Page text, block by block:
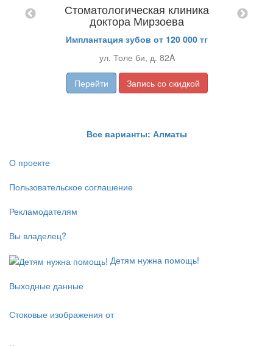
1160 Стоматологическая клиника
доктора Мирзоева
Имплантация зубов от 120 000 тг
ул. Толе би, д. 82A
Перейти Запись со скидкой
Все варианты: Алматы
О проекте
Пользовательское соглашение
Рекламодателям
Вы владелец?
Детям нужна помощь!
Выходные данные
Стоковые изображения от